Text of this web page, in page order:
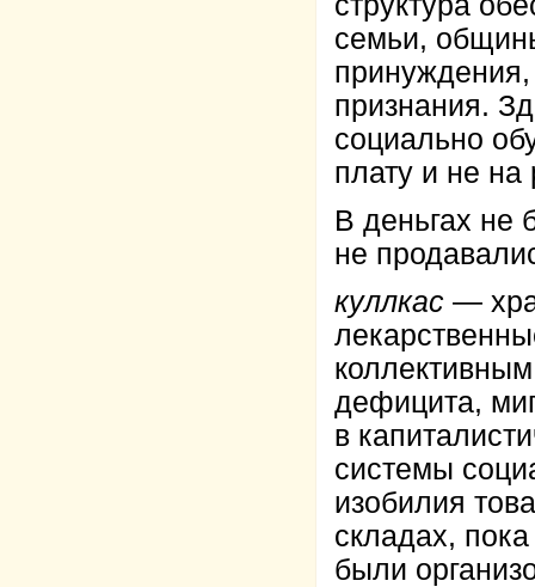
семьи,
признания.
социально
плату и не на
В деньгах не
не
куллкас —
дефицита,
в
системы
изобилия
складах,
были